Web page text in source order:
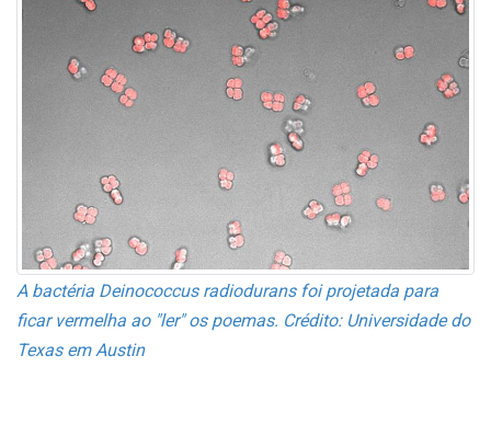
A bactéria Deinococcus radiodurans foi projetada para
ficar vermelha ao "ler" os poemas. Crédito: Universidade do
Texas em Austin